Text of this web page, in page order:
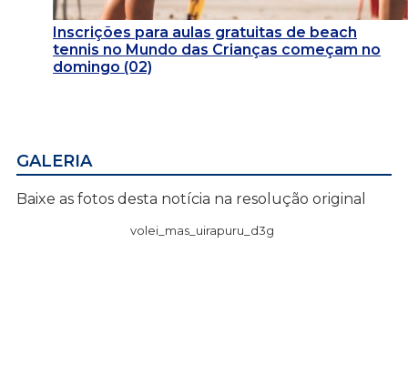
Inscrições para aulas gratuitas de beach
tennis no Mundo das Crianças começam no
domingo (02)
GALERIA
Baixe as fotos desta notícia na resolução original
volei_mas_uirapuru_d3g